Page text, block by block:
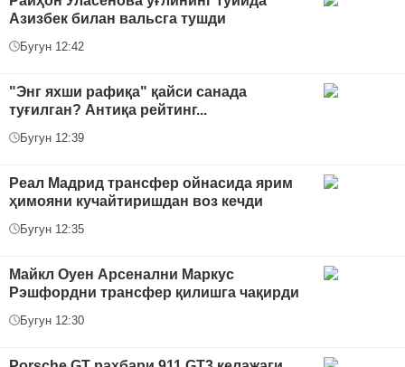
Азизбек билан вальсга тушди
Бугун 12:42
"Энг яхши рафиқа" қайси санада
туғилган? Антиқа рейтинг...
Бугун 12:39
Реал Мадрид трансфер ойнасида ярим
ҳимояни кучайтиришдан воз кечди
Бугун 12:35
Майкл Оуен Арсенални Маркус
Рэшфордни трансфер қилишга чақирди
Бугун 12:30